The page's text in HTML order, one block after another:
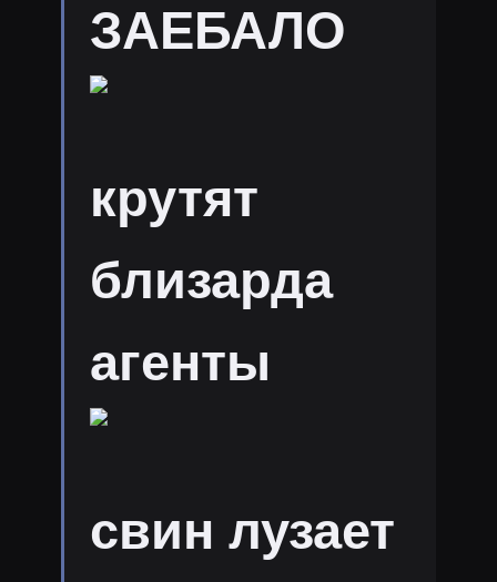
ЗАЕБАЛО
крутят
близарда
агенты
свин лузает